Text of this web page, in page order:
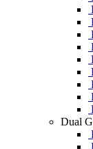
Dual